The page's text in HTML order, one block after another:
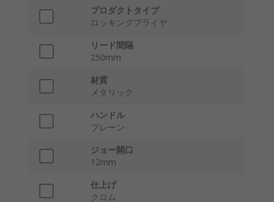
プロダクトタイプ
ロッキングプライヤ
リード間隔
250mm
材質
メタリック
ハンドル
プレーン
ジョー開口
12mm
仕上げ
クロム